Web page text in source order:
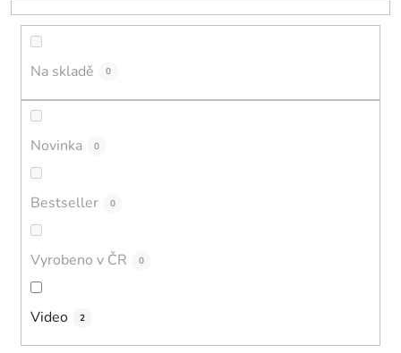
t
Na skladě 0
Novinka 0
Bestseller 0
Vyrobeno v ČR 0
Video 2